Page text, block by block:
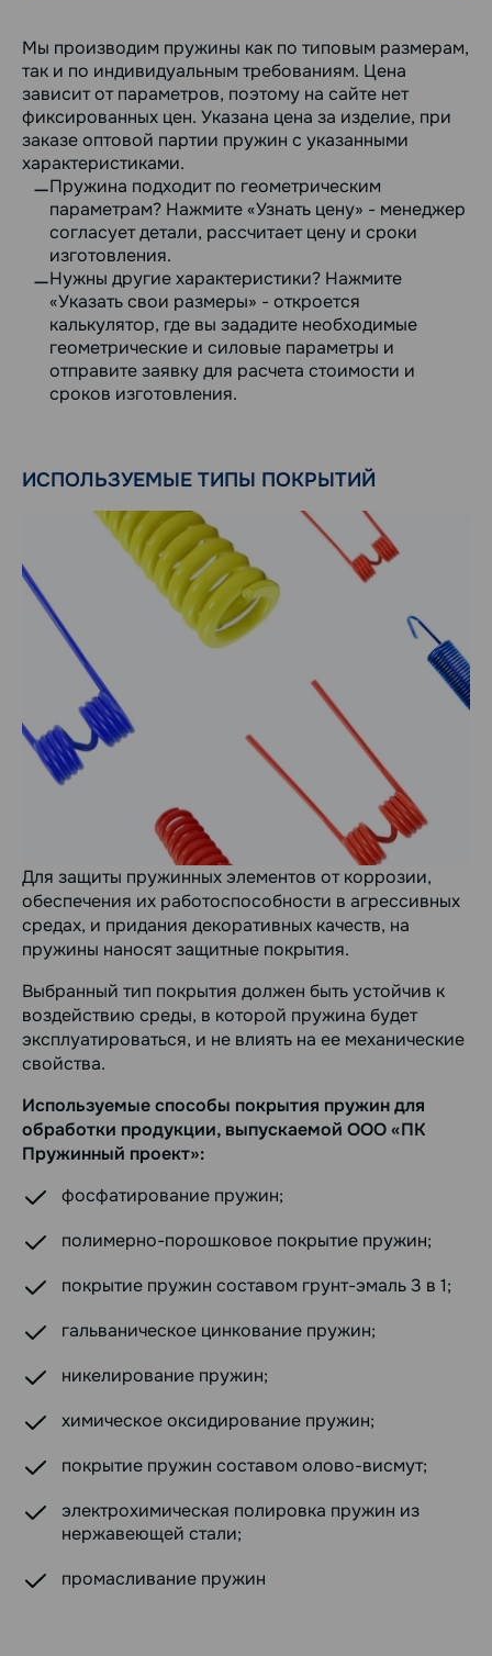
Мы производим пружины как по типовым размерам,
так и по индивидуальным требованиям. Цена
зависит от параметров, поэтому на сайте нет
фиксированных цен. Указана цена за изделие, при
заказе оптовой партии пружин с указанными
характеристиками.
Пружина подходит по геометрическим
параметрам? Нажмите «Узнать цену» - менеджер
согласует детали, рассчитает цену и сроки
изготовления.
Нужны другие характеристики? Нажмите
«Указать свои размеры» - откроется
калькулятор, где вы зададите необходимые
геометрические и силовые параметры и
отправите заявку для расчета стоимости и
сроков изготовления.
ИСПОЛЬЗУЕМЫЕ ТИПЫ ПОКРЫТИЙ
Для защиты пружинных элементов от коррозии,
обеспечения их работоспособности в агрессивных
средах, и придания декоративных качеств, на
пружины наносят защитные покрытия.
Выбранный тип покрытия должен быть устойчив к
воздействию среды, в которой пружина будет
эксплуатироваться, и не влиять на ее механические
свойства.
Используемые способы покрытия пружин для
обработки продукции, выпускаемой ООО «ПК
Пружинный проект»:
фосфатирование пружин;
полимерно-порошковое покрытие пружин;
покрытие пружин составом грунт-эмаль 3 в 1;
гальваническое цинкование пружин;
никелирование пружин;
химическое оксидирование пружин;
покрытие пружин составом олово-висмут;
электрохимическая полировка пружин из
нержавеющей стали;
промасливание пружин